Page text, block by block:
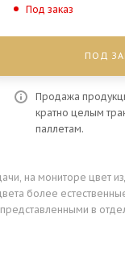
Под заказ
ПОД
Продажа
кратно целым
паллетам.
на мониторе цвет
более
в